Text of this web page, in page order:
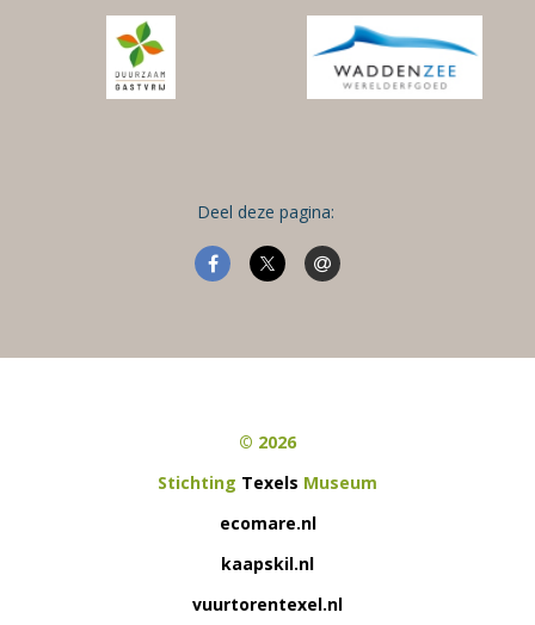
Deel deze pagina:
© 2026
Stichting Texels Museum
ecomare.nl
kaapskil.nl
vuurtorentexel.nl